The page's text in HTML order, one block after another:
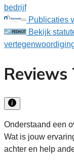
bedrijf
Publicaties
Bekijk
Reviews
Onderstaand een
Wat is jouw
achter en help